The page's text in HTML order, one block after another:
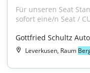
Für unseren Seat
sofort eine/n Seat /
Gottfried Schultz
Leverkusen, Raum